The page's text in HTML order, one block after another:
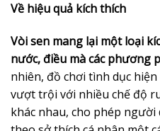
Về hiệu quả kích thích
Vòi sen mang lại một loại
nước, điều mà các phương
nhiên, đồ chơi tình dục
vượt trội với nhiều chế độ
khác nhau, cho phép